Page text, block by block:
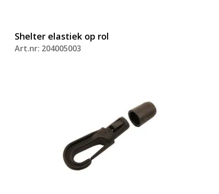
Shelter elastiek op rol
Art.nr: 204005003